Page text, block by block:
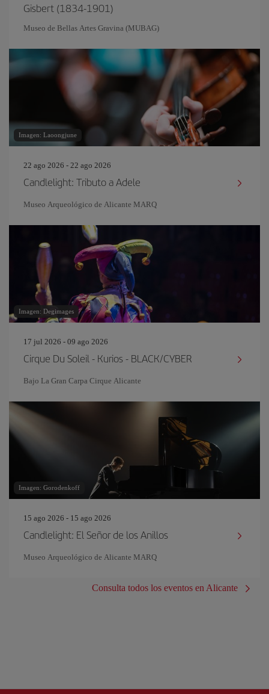
Gisbert (1834-1901)
Museo de Bellas Artes Gravina (MUBAG)
Imagen: Laoongjune
22 ago 2026 - 22 ago 2026
Candlelight: Tributo a Adele
Museo Arqueológico de Alicante MARQ
Imagen: Degimages
17 jul 2026 - 09 ago 2026
Cirque Du Soleil - Kurios - BLACK/CYBER
Bajo La Gran Carpa Cirque Alicante
Imagen: Gorodenkoff
15 ago 2026 - 15 ago 2026
Candlelight: El Señor de los Anillos
Museo Arqueológico de Alicante MARQ
Consulta todos los eventos en Alicante